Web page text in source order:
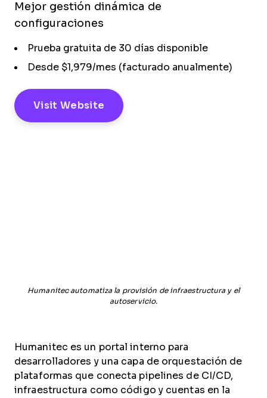
Mejor gestión dinámica de
configuraciones
Prueba gratuita de 30 días disponible
Desde $1,979/mes (facturado anualmente)
Visit Website
Humanitec automatiza la provisión de infraestructura y el
autoservicio.
Humanitec es un portal interno para
desarrolladores y una capa de orquestación de
plataformas que conecta pipelines de CI/CD,
infraestructura como código y cuentas en la